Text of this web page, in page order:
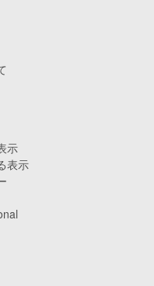
示
表示